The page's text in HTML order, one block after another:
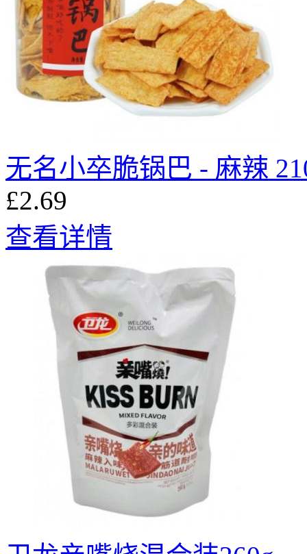
无名小卒脆锅巴 - 麻辣
£2.69
查看详情